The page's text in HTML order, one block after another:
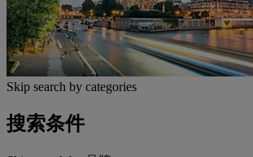
Skip search by categories
搜索条件